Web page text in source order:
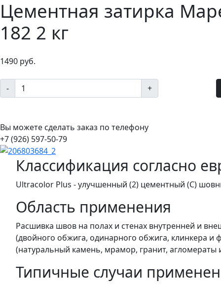
Цементная затирка
182 2 кг
1490 руб.
- +
Вы можете сделать заказ по телефону
+7 (926) 597-50-79
Классификация согласно
Ultracolor Plus - улучшенный (2) цементный (С)
Область применения
Расшивка швов на полах и стенах внутренней и
(двойного обжига, одинарного обжига, клинкера
(натуральный камень, мрамор, гранит,
Типичные случаи